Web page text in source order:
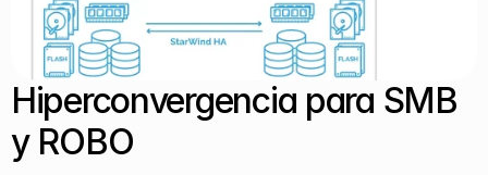
Hiperconvergencia para SMB
y ROBO